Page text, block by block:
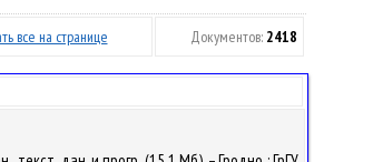
все на странице Документов: 2418